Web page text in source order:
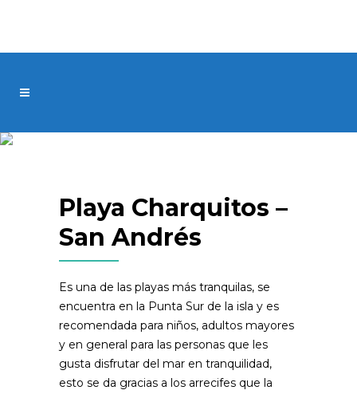
Playa Charquitos –
San Andrés
Es una de las playas más tranquilas, se
encuentra en la Punta Sur de la isla y es
recomendada para niños, adultos mayores
y en general para las personas que les
gusta disfrutar del mar en tranquilidad,
esto se da gracias a los arrecifes que la